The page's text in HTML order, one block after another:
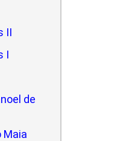
II
I
de
Maia